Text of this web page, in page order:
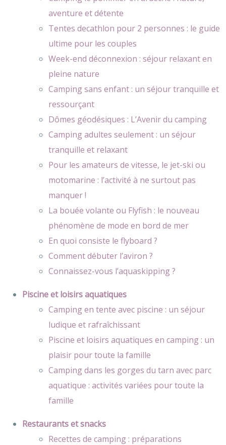
aventure et détente
Tentes decathlon pour 2 personnes : le guide
ultime pour les couples
Week-end déconnexion : séjour relaxant en
pleine nature
Camping sans enfant : un séjour tranquille et
ressourçant
Dômes géodésiques : L’Avenir du camping
Camping adultes seulement : un séjour
tranquille et relaxant
Pour les amateurs de vitesse, le jet-ski ou
motomarine : l’activité à ne surtout pas
manquer !
La bouée volante ou Flyfish : le nouveau
phénomène de mode en bord de mer
En quoi consiste le flyboard ?
Comment débuter l’aviron ?
Connaissez-vous l’aquaskipping ?
Piscine et loisirs aquatiques
Camping en tente avec piscine : un séjour
ludique et rafraîchissant
Piscine et loisirs aquatiques en camping : un
plaisir pour toute la famille
Camping dans les gorges du tarn avec parc
aquatique : activités variées pour toute la
famille
Restaurants et snacks
Recettes de camping : préparations